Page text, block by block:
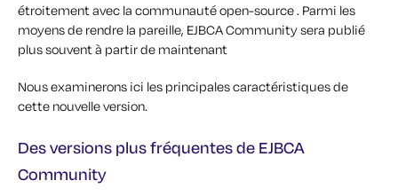
étroitement avec la communauté open-source . Parmi les
moyens de rendre la pareille, EJBCACommunity sera publié
plus souvent à partir de maintenant
Nous examinerons ici les principales caractéristiques de
cette nouvelle version.
Des versions plus fréquentes de EJBCA
Community